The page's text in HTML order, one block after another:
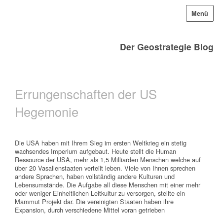
Der Geostrategie Blog
Menü
Errungenschaften der US
Hegemonie
Die USA haben mit Ihrem Sieg im ersten Weltkrieg ein stetig
wachsendes Imperium aufgebaut. Heute stellt die Human
Ressource der USA, mehr als 1,5 Milliarden Menschen welche auf
über 20 Vasallenstaaten verteilt leben. Viele von Ihnen sprechen
andere Sprachen, haben vollständig andere Kulturen und
Lebensumstände. Die Aufgabe all diese Menschen mit einer mehr
oder weniger Einheitlichen Leitkultur zu versorgen, stellte ein
Mammut Projekt dar. Die vereinigten Staaten haben ihre
Expansion, durch verschiedene Mittel voran getrieben